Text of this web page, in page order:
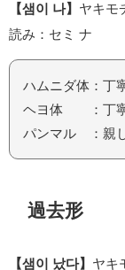
【샘이 나】 ヤキモ
読み：セミ ナ
ハムニダ体：丁
ヘヨ体 ：丁寧
パンマル ：親
過去形
【샘이 났다】 ヤキ